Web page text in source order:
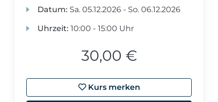
Datum: Sa. 05.12.2026 - So. 06.12.2026
Uhrzeit: 10:00 - 15:00 Uhr
30,00 €
Kurs merken